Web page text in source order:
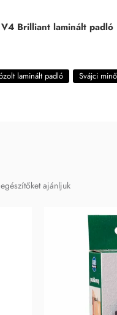
Brilliant laminált padló
laminált padló Svájci
ajánljuk